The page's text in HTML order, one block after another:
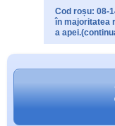
Cod roșu: 08-
în majoritatea
a